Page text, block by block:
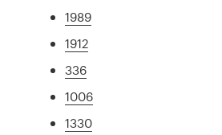
1989
1912
336
1006
1330